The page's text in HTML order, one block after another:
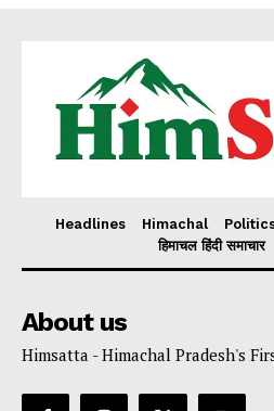
Headlines Himachal
हिमाचल हिंदी समाचार
About us
Himsatta - Himachal Pradesh's